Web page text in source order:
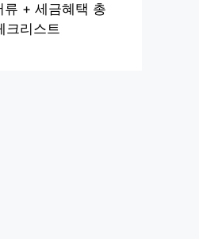
류 + 세금혜택 총
크리스트